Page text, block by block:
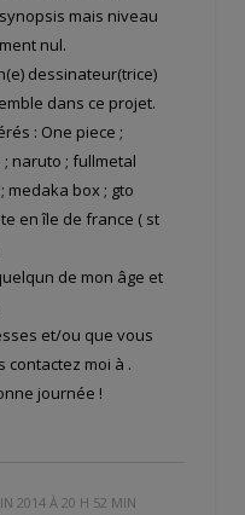
mais niveau
nul.
dessinateur(trice)
dans ce projet.
: One piece ;
naruto ; fullmetal
medaka box ; gto
en île de france ( st
de mon âge et
et/ou que vous
contactez moi à .
journée !
2014 À 20 H 52 MIN